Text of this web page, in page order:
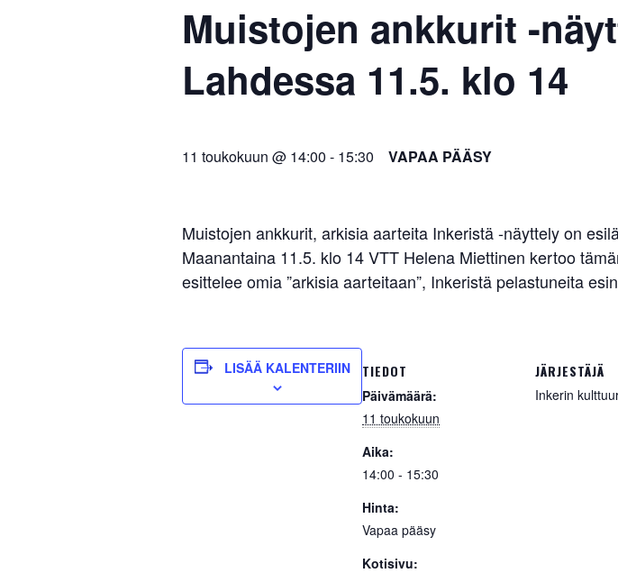
Muistojen ankkurit -
Lahdessa 11.5. klo 14
11 toukokuun @ 14:00 - 15:30 VAPAA PÄÄSY
Muistojen ankkurit, arkisia aarteita Inkeristä -näyttely on
Maanantaina 11.5. klo 14 VTT Helena Miettinen kertoo
esittelee omia ”arkisia aarteitaan”, Inkeristä pelastuneita
LISÄÄ KALENTERIIN TIEDOT
Päivämäärä:
11 toukokuun
Aika:
14:00 - 15:30
Hinta:
Vapaa pääsy
Kotisivu:
JÄRJESTÄJÄ
Inkerin